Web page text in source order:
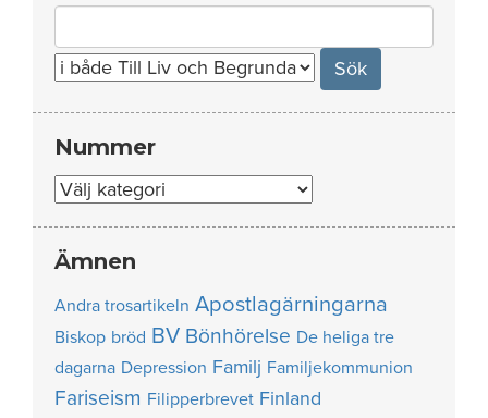
for:
Nummer
Nummer
Ämnen
Andra trosartikeln Apostlagärningarna
Biskop bröd BV Bönhörelse De heliga tre
dagarna Depression Familj Familjekommunion
Fariseism Filipperbrevet Finland